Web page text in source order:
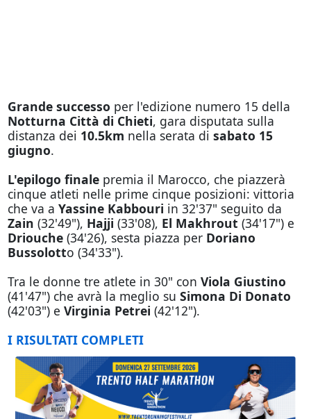
Grande successo per l'edizione numero 15 della
Notturna Città di Chieti, gara disputata sulla
distanza dei 10.5km nella serata di sabato 15
giugno.
L'epilogo finalepremia il Marocco, che piazzerà
cinque atleti nelle prime cinque posizioni: vittoria
che va a Yassine Kabbouri in 32'37" seguito da
Zain (32'49"), Hajji (33'08), El Makhrout (34'17") e
Driouche (34'26), sesta piazza per Doriano
Bussolotto (34'33").
Tra le donne tre atlete in 30" con Viola Giustino
(41'47") che avrà la meglio su Simona Di Donato
(42'03") e Virginia Petrei (42'12").
I RISULTATI COMPLETI